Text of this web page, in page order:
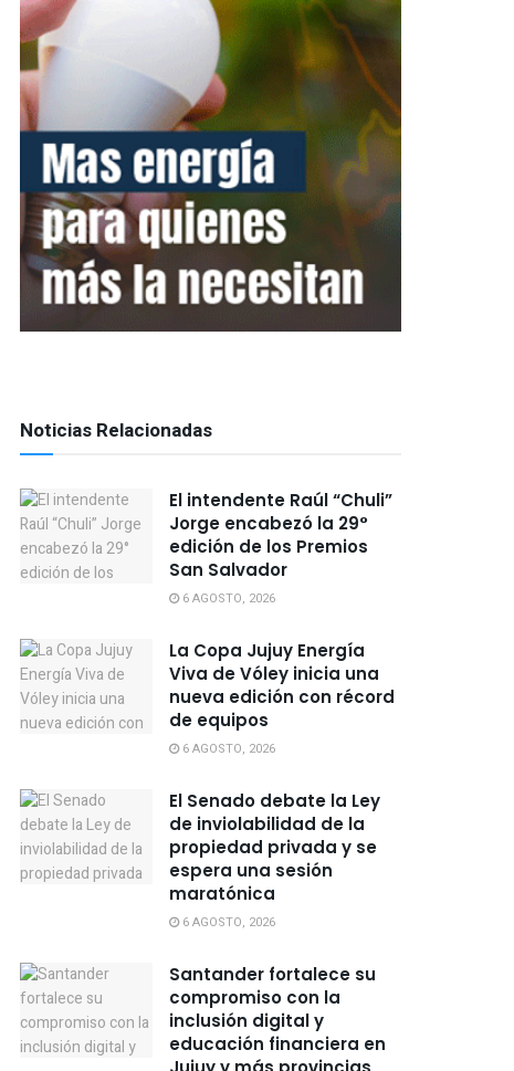
Noticias Relacionadas
El intendente Raúl “Chuli”
Jorge encabezó la 29°
edición de los Premios
San Salvador
6 AGOSTO, 2026
La Copa Jujuy Energía
Viva de Vóley inicia una
nueva edición con récord
de equipos
6 AGOSTO, 2026
El Senado debate la Ley
de inviolabilidad de la
propiedad privada y se
espera una sesión
maratónica
6 AGOSTO, 2026
Santander fortalece su
compromiso con la
inclusión digital y
educación financiera en